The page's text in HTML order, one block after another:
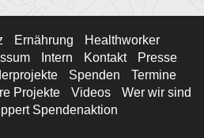
Ernährung
Healthworker
Intern Kontakt
Presse
Spenden
Termine
Projekte Videos
Wer wir sind
Spendenaktion